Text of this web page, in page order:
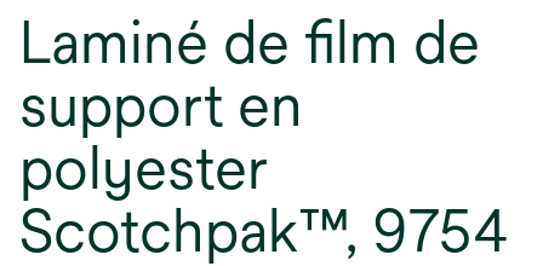
Laminé de film de
support en
polyester
Scotchpak™, 9754